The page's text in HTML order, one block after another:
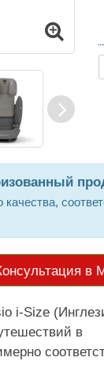
в
i-Size
в